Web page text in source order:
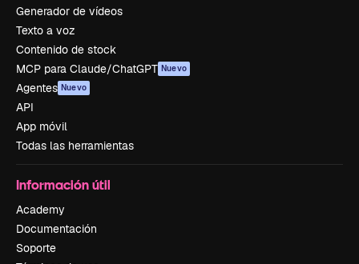
Generador de vídeos
Texto a voz
Contenido de stock
MCP para Claude/ChatGPT Nuevo
Agentes Nuevo
API
App móvil
Todas las herramientas
Información útil
Academy
Documentación
Soporte